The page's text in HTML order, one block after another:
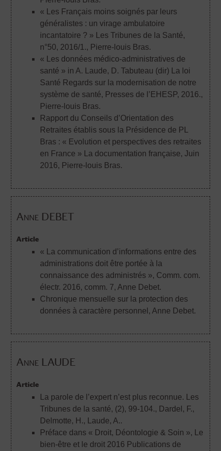
« Les Français moins soignés par leurs
généralistes : un virage ambulatoire
incantatoire ? » Les Tribunes de la Santé,
n°50, 2016/1., Pierre-louis Bras.
« Les données médico-administratives de
santé » in A. Laude, D. Tabuteau (dir) La loi
Santé Regards sur la modernisation de notre
système de santé, Presses de l’EHESP, 2016.,
Pierre-louis Bras.
Rapport du Conseils d’Orientation des
Retraites établis sous la Présidence de PL
Bras : « Evolution et perspectives des retraites
en France » La documentation française, Juin
2016, Pierre-louis Bras.
Anne DEBET
Article
« La communication d’informations entre des
administrations doit être portée à la
connaissance des administrés », Comm. com.
électr. 2016, comm. 7, Anne Debet.
Chronique mensuelle sur la protection des
données à caractère personnel , Anne Debet.
Anne LAUDE
Article
La parole de l’expert n’est plus reconnue. Les
Tribunes de la santé, (2), 99-104., Dardel, F.,
Delmotte, H., Laude, A..
Préface dans « Droit, Déontologie & Soin », Le
bien-être et le droit 2016 Publications de